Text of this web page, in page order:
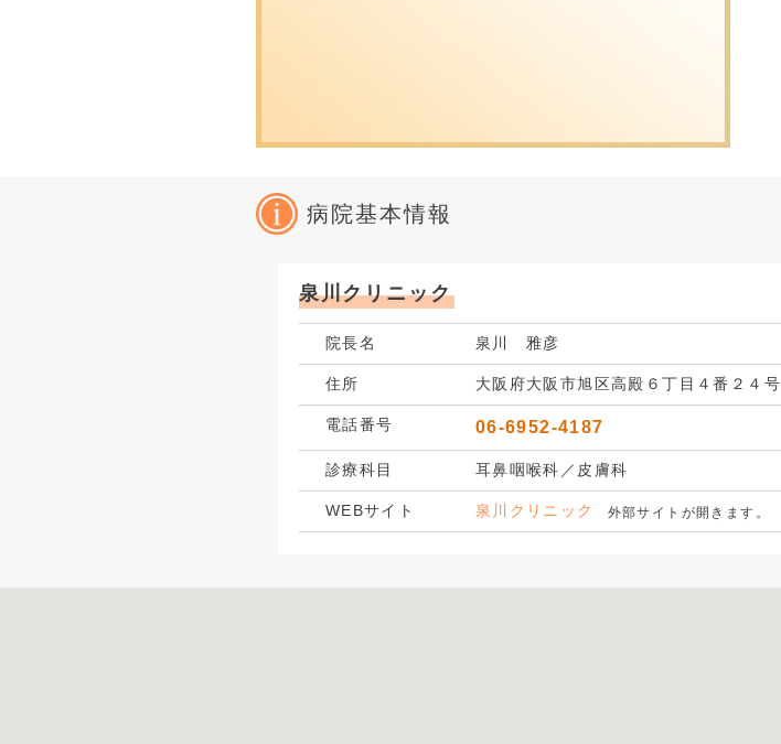
病院基本情報
泉川クリニック
院長名 泉川 雅彦
住所 大阪府大阪市旭区高殿６丁目４番２４号
電話番号 06-6952-4187
診療科目 耳鼻咽喉科／皮膚科
WEBサイト 泉川クリニック 外部サイトが開きます。